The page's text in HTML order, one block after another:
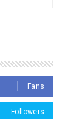
Fans
Followers